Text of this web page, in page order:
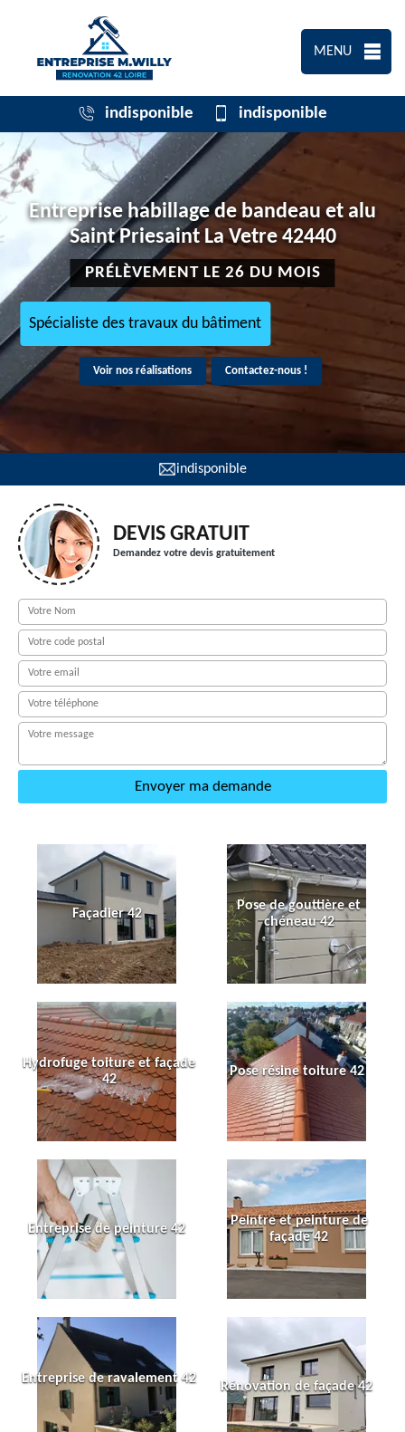
MENU
indisponible indisponible
Entreprise habillage de bandeau et alu
Saint Priesaint La Vetre 42440
PRÉLÈVEMENT LE 26 DU MOIS
Spécialiste des travaux du bâtiment
Voir nos réalisations Contactez-nous !
indisponible
DEVIS GRATUIT
Demandez votre devis gratuitement
Façadier 42
Pose de gouttière et
chéneau 42
Hydrofuge toiture et façade
42
Pose résine toiture 42
Entreprise de peinture 42
Peintre et peinture de
façade 42
Entreprise de ravalement 42
Rénovation de façade 42